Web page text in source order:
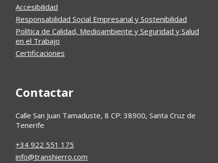
Accesibilidad
Responsabilidad Social Empresarial y Sostenibilidad
Política de Calidad, Medioambiente y Seguridad y Salud
en el Trabajo
Certificaciones
Contactar
Calle San Juan Tamaduste, 8 CP: 38900, Santa Cruz de
Tenerife
+34 922 551 175
info@transhierro.com